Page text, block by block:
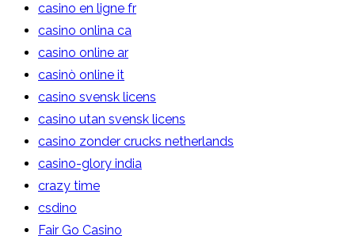
casino en ligne fr
casino onlina ca
casino online ar
casinò online it
casino svensk licens
casino utan svensk licens
casino zonder crucks netherlands
casino-glory india
crazy time
csdino
Fair Go Casino